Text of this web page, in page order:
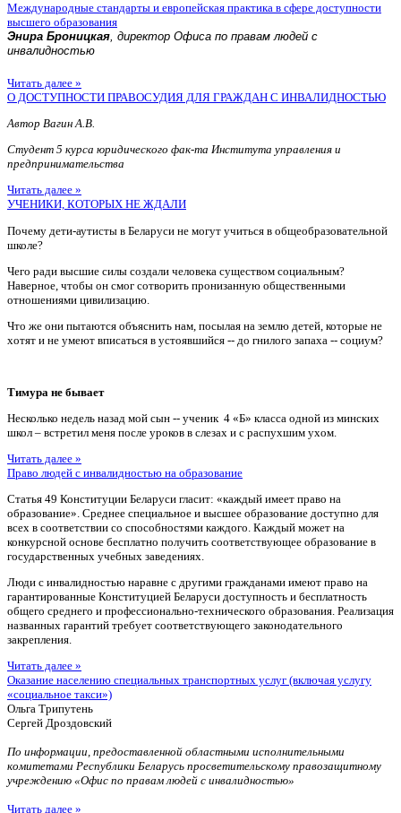
Международные стандарты и европейская практика в сфере доступности
высшего образования
Энира Броницкая, директор Офиса по правам людей с
инвалидностью
Читать далее »
О ДОСТУПНОСТИ ПРАВОСУДИЯ ДЛЯ ГРАЖДАН С ИНВАЛИДНОСТЬЮ
Автор Вагин А.В.
Студент 5 курса юридического фак-та Института управления и
предпринимательства
Читать далее »
УЧЕНИКИ, КОТОРЫХ НЕ ЖДАЛИ
Почему дети-аутисты в Беларуси не могут учиться в общеобразовательной
школе?
Чего ради высшие силы создали человека существом социальным?
Наверное, чтобы он смог сотворить пронизанную общественными
отношениями цивилизацию.
Что же они пытаются объяснить нам, посылая на землю детей, которые не
хотят и не умеют вписаться в устоявшийся -- до гнилого запаха -- социум?
Тимура не бывает
Несколько недель назад мой сын -- ученик 4 «Б» класса одной из минских
школ – встретил меня после уроков в слезах и с распухшим ухом.
Читать далее »
Право людей с инвалидностью на образование
Статья 49 Конституции Беларуси гласит: «каждый имеет право на
образование». Среднее специальное и высшее образование доступно для
всех в соответствии со способностями каждого. Каждый может на
конкурсной основе бесплатно получить соответствующее образование в
государственных учебных заведениях.
Люди с инвалидностью наравне с другими гражданами имеют право на
гарантированные Конституцией Беларуси доступность и бесплатность
общего среднего и профессионально-технического образования. Реализация
названных гарантий требует соответствующего законодательного
закрепления.
Читать далее »
Оказание населению специальных транспортных услуг (включая услугу
«социальное такси»)
Ольга Трипутень
Сергей Дроздовский
По информации, предоставленной областными исполнительными
комитетами Республики Беларусь просветительскому правозащитному
учреждению «Офис по правам людей с инвалидностью»
Читать далее »